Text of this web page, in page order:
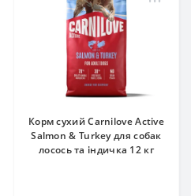
Корм сухий Carnilove Active
Salmon & Turkey для cобак
лосось та індичка 12 кг